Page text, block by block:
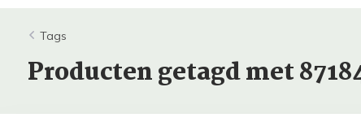
Tags
Producten getagd met